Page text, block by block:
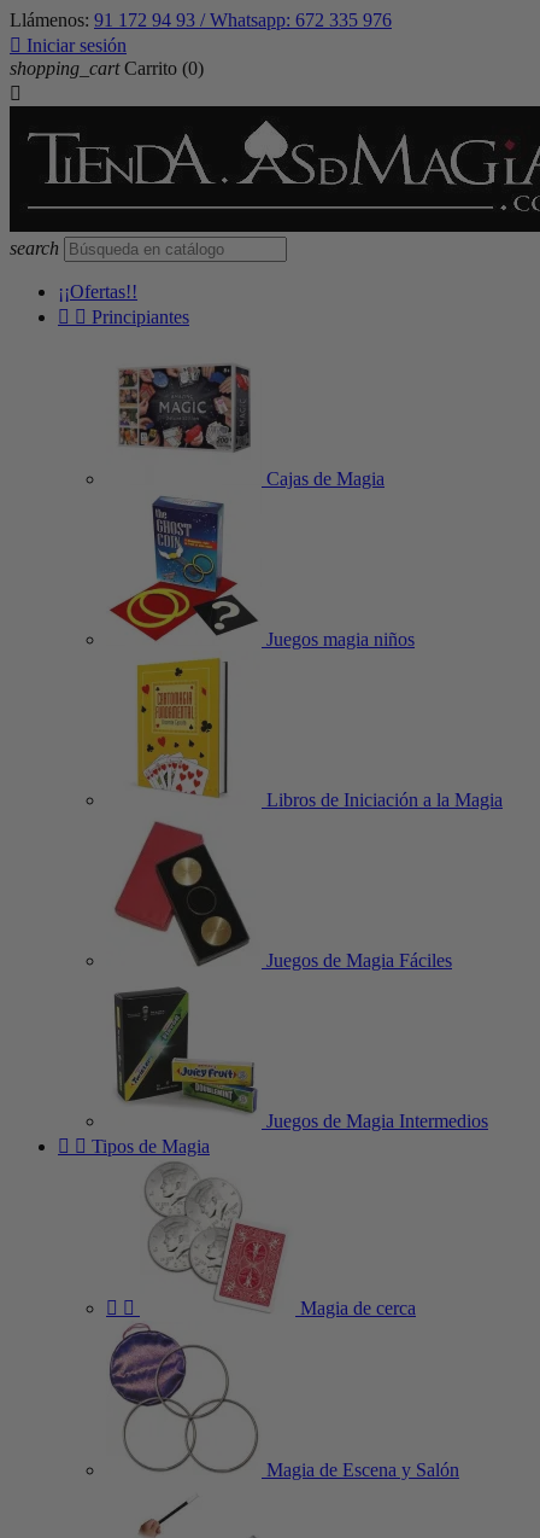
Llámenos: 91 172 94 93 / Whatsapp: 672 335 976
 Iniciar sesión
shopping_cart Carrito (0)

search
¡¡Ofertas!!
  Principiantes
Cajas de Magia
Juegos magia niños
Libros de Iniciación a la Magia
Juegos de Magia Fáciles
Juegos de Magia Intermedios
  Tipos de Magia
  Magia de cerca
Magia de Escena y Salón